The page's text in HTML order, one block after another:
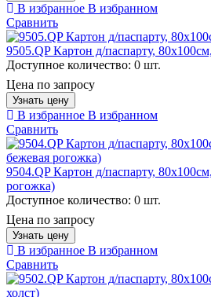
В избранное В избранном
Сравнить
9505.QP Картон д/паспарту,
Доступное количество: 0 шт.
Цена по запросу
Узнать цену
В избранное В избранном
Сравнить
9504.QP Картон д/паспарту,
рогожка)
Доступное количество: 0 шт.
Цена по запросу
Узнать цену
В избранное В избранном
Сравнить